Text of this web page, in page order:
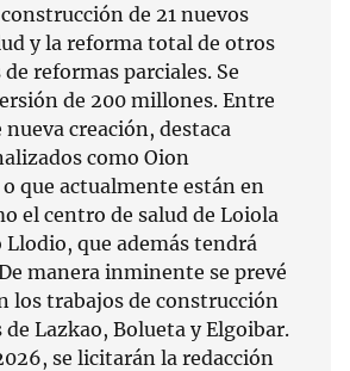
de 21 nuevos
y la reforma total de otros
reformas parciales. Se
de 200 millones. Entre
creación, destaca
como Oion
que actualmente están en
el centro de salud de Loiola
Llodio, que además tendrá
manera inminente se prevé
los trabajos de construcción
Lazkao, Bolueta y Elgoibar.
se licitarán la redacción